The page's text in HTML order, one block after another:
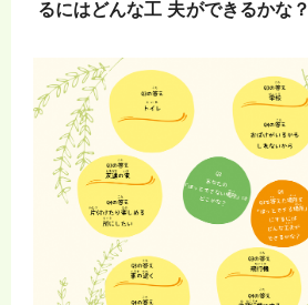
るにはどんな工夫ができるかな？